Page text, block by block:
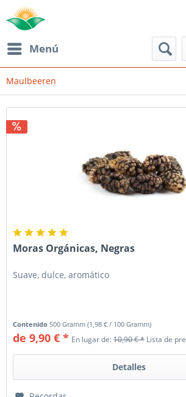
Menú
Maulbeeren
Moras Orgánicas, Negras
Suave, dulce, aromático
Contenido500 Gramm(1,98 € / 100 Gramm)
de 9,90 € * En lugar de:10,90 € *Lista de
Detalles